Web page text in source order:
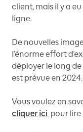
client, mais il y a
ligne.
De nouvelles
l’énorme effort
déployer le long de
est prévue en 2024.
Vous voulez en
cliquer ici pour lire